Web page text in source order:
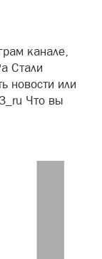
канале,
Стали
новости или
Что вы